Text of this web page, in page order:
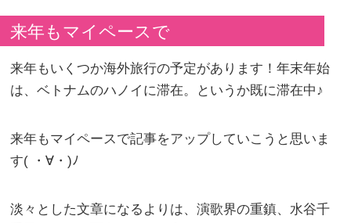
来年もマイペースで
来年もいくつか海外旅行の予定があります！年末年始
は、ベトナムのハノイに滞在。というか既に滞在中♪
来年もマイペースで記事をアップしていこうと思いま
す( ・∀・)ﾉ
淡々とした文章になるよりは、演歌界の重鎮、水谷千